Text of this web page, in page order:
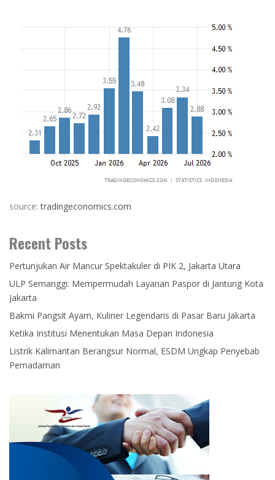
source:tradingeconomics.com
Recent Posts
Pertunjukan Air Mancur Spektakuler di PIK 2, Jakarta Utara
ULP Semanggi: Mempermudah Layanan Paspor di Jantung Kota
Jakarta
Bakmi Pangsit Ayam, Kuliner Legendaris di Pasar Baru Jakarta
Ketika Institusi Menentukan Masa Depan Indonesia
Listrik Kalimantan Berangsur Normal, ESDM Ungkap Penyebab
Pemadaman